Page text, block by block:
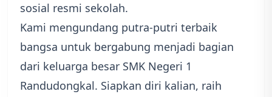
sosial resmi sekolah.
Kami mengundang putra-putri terbaik
bangsa untuk bergabung menjadi bagian
dari keluarga besar SMK Negeri 1
Randudongkal. Siapkan diri kalian, raih